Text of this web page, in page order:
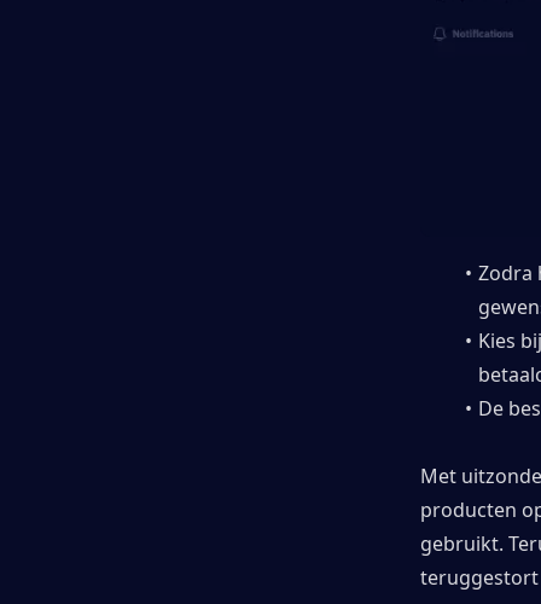
Zodra
Kies
De
Met
producten
gebruikt.
teruggestort